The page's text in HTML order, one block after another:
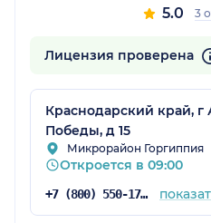
5.0 3
Лицензия проверена
Краснодарский край, г
Победы, д 15
Микрорайон Горгиппия
Откроется в 09:00
+7 (800) 550-17-11